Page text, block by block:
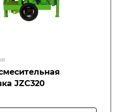
JZC320